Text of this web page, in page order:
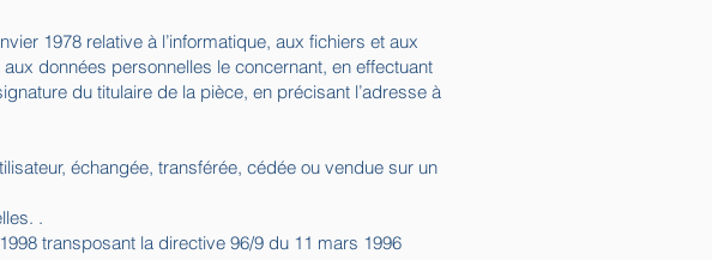
1978 relative à l’informatique, aux fichiers et aux
données personnelles le concernant, en effectuant
du titulaire de la pièce, en précisant l’adresse à
échangée, transférée, cédée ou vendue sur un
.
transposant la directive 96/9 du 11 mars 1996